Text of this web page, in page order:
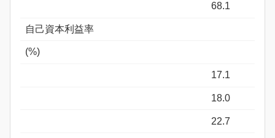
68.1
自己資本利益率
(%)
17.1
18.0
22.7